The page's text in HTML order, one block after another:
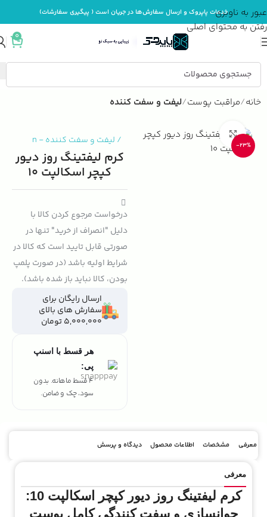
عبور به ناوبری
رفتن به محتوای اصلی
خدمات پاپروک و ارسال سفارش‌ها در جریان است ( پیگیری سفارشات)
0
خانه مراقبت پوست لیفت و سفت کننده
-23%
بزرگنمایی تصویر / لیفت و سفت کننده-
n
کرم لیفتینگ روز دیور
کپچر اسکالپت 10
درخواست مرجوع کردن کالا با
دلیل "انصراف از خرید" تنها در
صورتی قابل تایید است که کالا در
شرایط اولیه باشد (در صورت پلمپ
بودن، کالا نباید باز شده باشد).
ارسال رایگان برای
سفارش های بالای
5,000,000 تومان
هر قسط با اسنپ
پی:
4 قسط ماهانه. بدون
سود، چک و ضامن.
معرفی مشخصات اطلاعات محصول دیدگاه و پرسش
معرفی
کرم لیفتینگ روز دیور کپچر اسکالپت 10:
جوانسازی و سفت کنندگی کامل پوست